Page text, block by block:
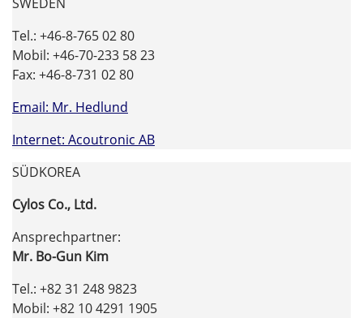
Tel.: +46-8-765 02 80
Mobil: +46-70-233 58 23
Fax: +46-8-731 02 80
Email: Mr. Hedlund
Internet: Acoutronic AB
SÜDKOREA
Cylos Co., Ltd.
Ansprechpartner:
Mr. Bo-Gun Kim
Tel.: +82 31 248 9823
Mobil: +82 10 4291 1905